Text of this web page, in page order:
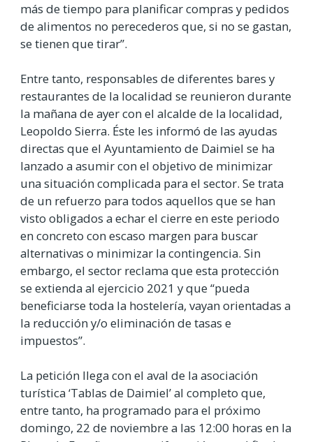
más de tiempo para planificar compras y pedidos
de alimentos no perecederos que, si no se gastan,
se tienen que tirar”.
Entre tanto, responsables de diferentes bares y
restaurantes de la localidad se reunieron durante
la mañana de ayer con el alcalde de la localidad,
Leopoldo Sierra. Éste les informó de las ayudas
directas que el Ayuntamiento de Daimiel se ha
lanzado a asumir con el objetivo de minimizar
una situación complicada para el sector. Se trata
de un refuerzo para todos aquellos que se han
visto obligados a echar el cierre en este periodo
en concreto con escaso margen para buscar
alternativas o minimizar la contingencia. Sin
embargo, el sector reclama que esta protección
se extienda al ejercicio 2021 y que “pueda
beneficiarse toda la hostelería, vayan orientadas a
la reducción y/o eliminación de tasas e
impuestos”.
La petición llega con el aval de la asociación
turística ‘Tablas de Daimiel’ al completo que,
entre tanto, ha programado para el próximo
domingo, 22 de noviembre a las 12:00 horas en la